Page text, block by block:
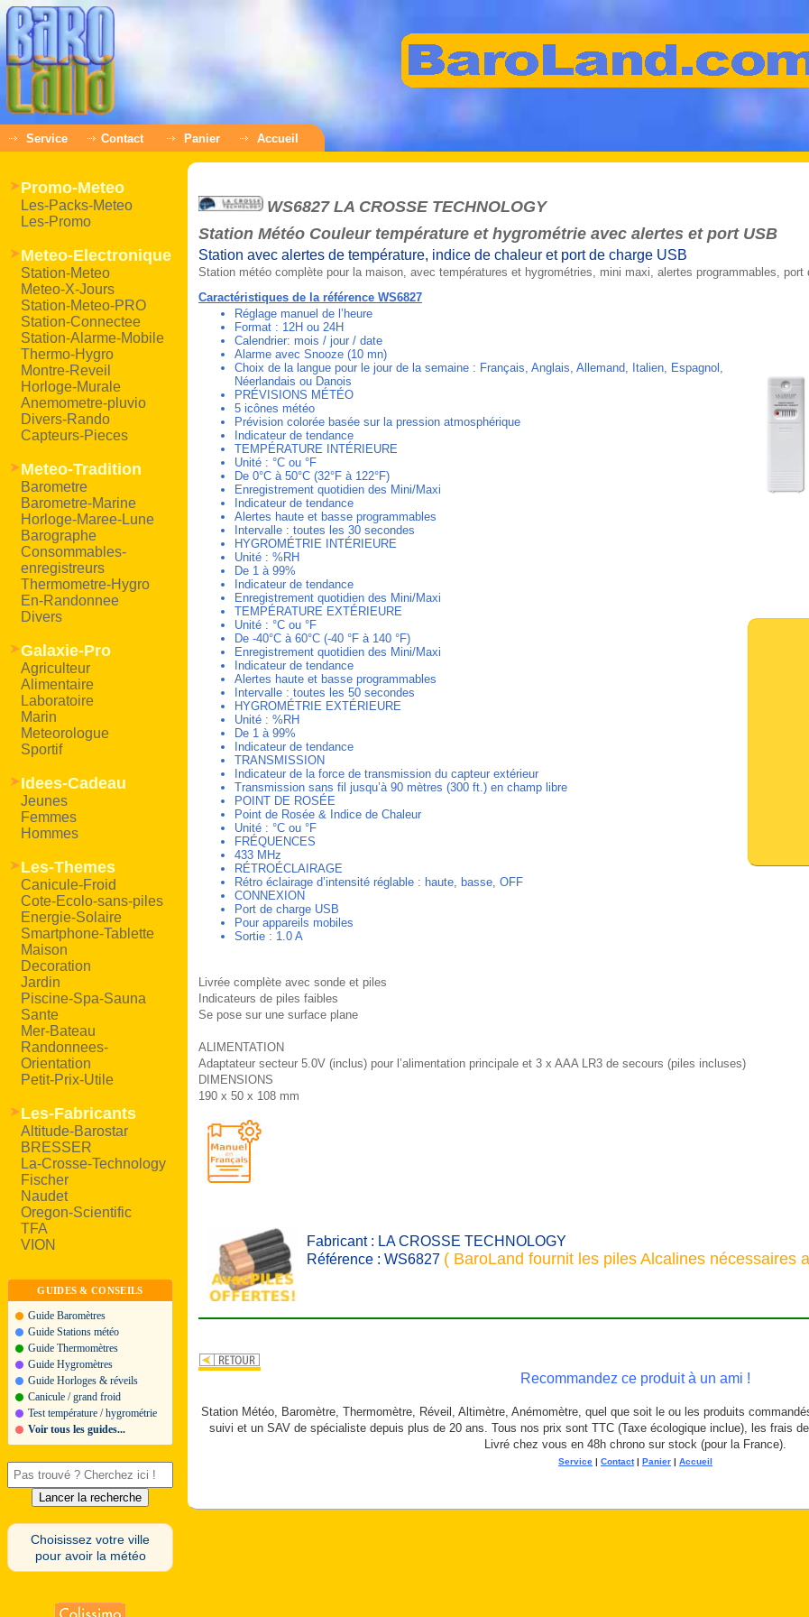
Service Contact Panier Accueil
Promo-Meteo
Les-Packs-Meteo
Les-Promo
Meteo-Electronique
Station-Meteo
Meteo-X-Jours
Station-Meteo-PRO
Station-Connectee
Station-Alarme-Mobile
Thermo-Hygro
Montre-Reveil
Horloge-Murale
Anemometre-pluvio
Divers-Rando
Capteurs-Pieces
Meteo-Tradition
Barometre
Barometre-Marine
Horloge-Maree-Lune
Barographe
Consommables-
enregistreurs
Thermometre-Hygro
En-Randonnee
Divers
Galaxie-Pro
Agriculteur
Alimentaire
Laboratoire
Marin
Meteorologue
Sportif
Idees-Cadeau
Jeunes
Femmes
Hommes
Les-Themes
Canicule-Froid
Cote-Ecolo-sans-piles
Energie-Solaire
Smartphone-Tablette
Maison
Decoration
Jardin
Piscine-Spa-Sauna
Sante
Mer-Bateau
Randonnees-
Orientation
Petit-Prix-Utile
Les-Fabricants
Altitude-Barostar
BRESSER
La-Crosse-Technology
Fischer
Naudet
Oregon-Scientific
TFA
VION
GUIDES & CONSEILS
Guide Baromètres
Guide Stations météo
Guide Thermomètres
Guide Hygromètres
Guide Horloges & réveils
Canicule / grand froid
Test température / hygrométrie
Voir tous les guides...
Choisissez votre ville
pour avoir la météo
WS6827 LA CROSSE TECHNOLOGY
Station Météo Couleur température et hygrométrie avec alertes et port USB
Station avec alertes de température, indice de chaleur et port de charge USB
Station météo complète pour la maison, avec températures et hygrométries, mini maxi, alertes programmables, port
Caractéristiques de la référence WS6827
Réglage manuel de l’heure
Format : 12H ou 24H
Calendrier: mois / jour / date
Alarme avec Snooze (10 mn)
Choix de la langue pour le jour de la semaine : Français, Anglais, Allemand, Italien, Espagnol,
Néerlandais ou Danois
PRÉVISIONS MÉTÉO
5 icônes météo
Prévision colorée basée sur la pression atmosphérique
Indicateur de tendance
TEMPÉRATURE INTÉRIEURE
Unité : °C ou °F
De 0°C à 50°C (32°F à 122°F)
Enregistrement quotidien des Mini/Maxi
Indicateur de tendance
Alertes haute et basse programmables
Intervalle : toutes les 30 secondes
HYGROMÉTRIE INTÉRIEURE
Unité : %RH
De 1 à 99%
Indicateur de tendance
Enregistrement quotidien des Mini/Maxi
TEMPÉRATURE EXTÉRIEURE
Unité : °C ou °F
De -40°C à 60°C (-40 °F à 140 °F)
Enregistrement quotidien des Mini/Maxi
Indicateur de tendance
Alertes haute et basse programmables
Intervalle : toutes les 50 secondes
HYGROMÉTRIE EXTÉRIEURE
Unité : %RH
De 1 à 99%
Indicateur de tendance
TRANSMISSION
Indicateur de la force de transmission du capteur extérieur
Transmission sans fil jusqu’à 90 mètres (300 ft.) en champ libre
POINT DE ROSÉE
Point de Rosée & Indice de Chaleur
Unité : °C ou °F
FRÉQUENCES
433 MHz
RÉTROÉCLAIRAGE
Rétro éclairage d’intensité réglable : haute, basse, OFF
CONNEXION
Port de charge USB
Pour appareils mobiles
Sortie : 1.0 A
Livrée complète avec sonde et piles
Indicateurs de piles faibles
Se pose sur une surface plane
ALIMENTATION
Adaptateur secteur 5.0V (inclus) pour l’alimentation principale et 3 x AAA LR3 de secours (piles incluses)
DIMENSIONS
190 x 50 x 108 mm
Fabricant : LA CROSSE TECHNOLOGY
Référence : WS6827 ( BaroLand fournit les piles Alcalines nécessaires
Recommandez ce produit à un ami !
Station Météo, Baromètre, Thermomètre, Réveil, Altimètre, Anémomètre, quel que soit le ou les produits
suivi et un SAV de spécialiste depuis plus de 20 ans. Tous nos prix sont TTC (Taxe écologique inclue), les frais
Livré chez vous en 48h chrono sur stock (pour la France).
Service | Contact| Panier | Accueil